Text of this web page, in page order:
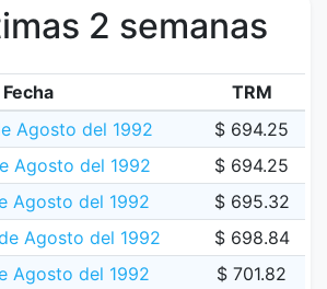
2 semanas
Fecha
TRM
Agosto del 1992
$ 694.25
Agosto del 1992
$ 694.25
Agosto del 1992
$ 695.32
Agosto del 1992
$ 698.84
Agosto del 1992
$ 701.82